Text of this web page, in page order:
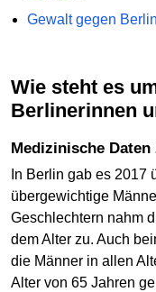
Gewalt gegen
Wie steht es um die Gesundheit der
Berlinerinnen
Medizinische
In Berlin gab es 2017
übergewichtige
Geschlechtern nahm
dem Alter zu. Auch
die Männer in allen
Alter von 65 Jahren